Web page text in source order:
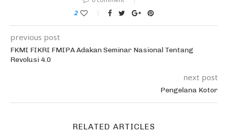
2
previous post
FKMI FIKRI FMIPA Adakan Seminar Nasional Tentang
Revolusi 4.0
next post
Pengelana Kotor
RELATED ARTICLES